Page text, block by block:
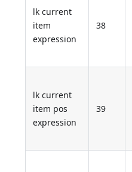
lk current
item
expression
38
lk current
item pos
expression
39